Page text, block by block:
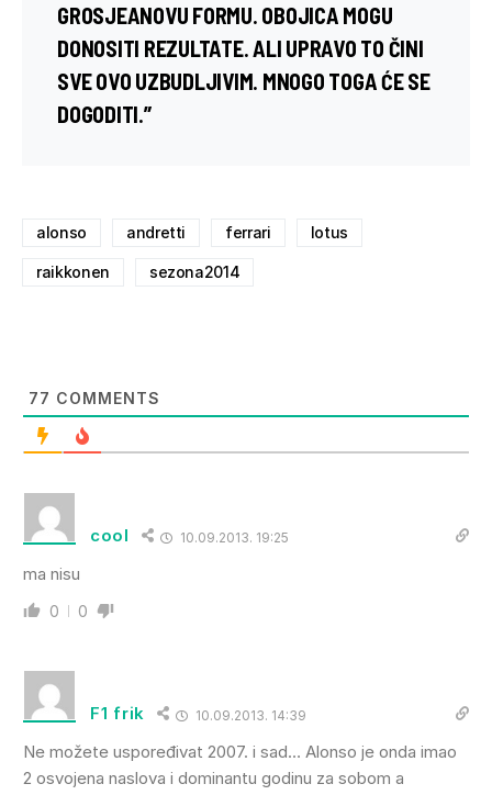
GROSJEANOVU FORMU. OBOJICA MOGU
DONOSITI REZULTATE. ALI UPRAVO TO ČINI
SVE OVO UZBUDLJIVIM. MNOGO TOGA ĆE SE
DOGODITI.”
alonso andretti ferrari lotus
raikkonen sezona2014
77 COMMENTS
cool 10.09.2013. 19:25
ma nisu
0 0
F1 frik 10.09.2013. 14:39
Ne možete uspoređivat 2007. i sad… Alonso je onda imao
2 osvojena naslova i dominantu godinu za sobom a